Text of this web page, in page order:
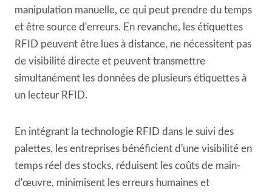
manipulation manuelle, ce qui peut prendre du temps
et être source d'erreurs. En revanche, les étiquettes
RFID peuvent être lues à distance, ne nécessitent pas
de visibilité directe et peuvent transmettre
simultanément les données de plusieurs étiquettes à
un lecteur RFID.
En intégrant la technologie RFID dans le suivi des
palettes, les entreprises bénéficient d'une visibilité en
temps réel des stocks, réduisent les coûts de main-
d'œuvre, minimisent les erreurs humaines et